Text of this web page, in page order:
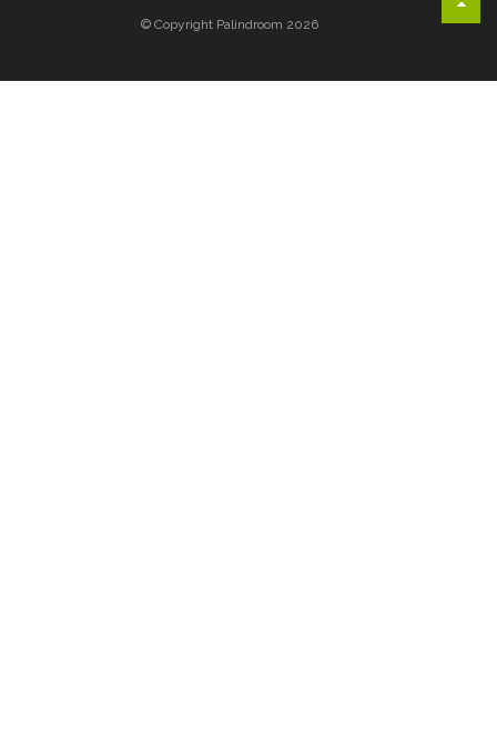
© Copyright Palindroom 2026